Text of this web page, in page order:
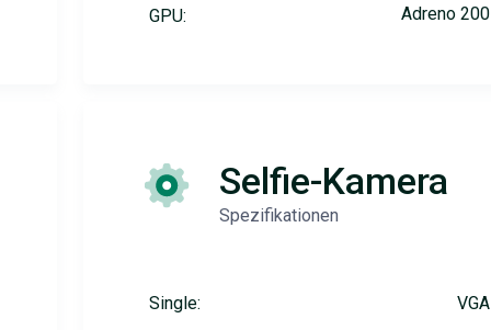
GPU: Adreno 200
Selfie-Kamera
Spezifikationen
Single: VGA